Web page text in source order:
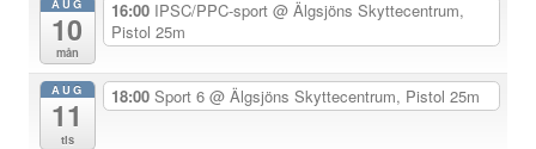
n
AUG
10
mån
16:00 IPSC/PPC-sport @ Älgsjöns Skyttecentrum,
Pistol 25m
AUG
11
tis
18:00 Sport 6 @ Älgsjöns Skyttecentrum, Pistol 25m